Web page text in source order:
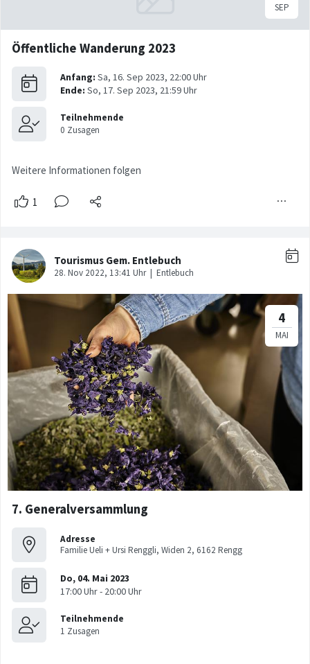
Öffentliche Wanderung 2023
Weitere Informationen folgen
7. Generalversammlung
Adresse
Familie Ueli + Ursi Renggli, Widen 2, 6162 Rengg